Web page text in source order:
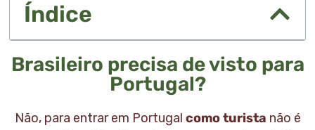
Índice
Brasileiro precisa de visto para
Portugal?
Não, para entrar em Portugal como turista não é